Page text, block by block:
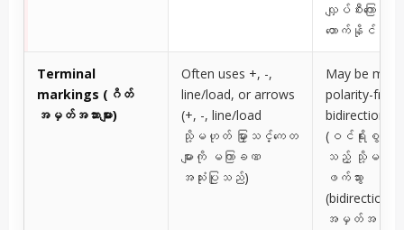
လျှပ်စီးကြောင်း
တောက်နိုင်သည်
Terminal
markings (ဂိတ်
အမှတ်အသားများ)
Often uses +, -,
line/load, or arrows
(+, -, line/load
သို့မဟုတ် မြှားသင်္ကေတ
များကို မကြာခဏ
အသုံးပြုသည်)
May be
polarity-free
bidirectional
(ဝင်ရိုးစွန်းမခွဲ
သည့် သို့မဟု
ဖက်သွား
အမှတ်အသားပြုထ